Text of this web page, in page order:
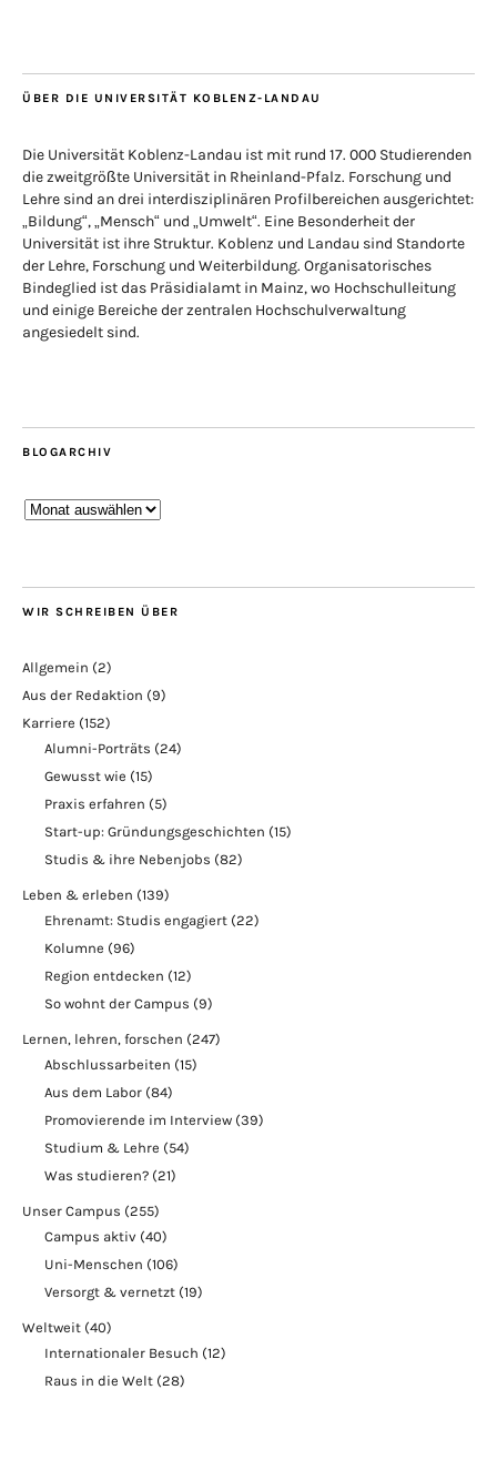
ÜBER DIE UNIVERSITÄT KOBLENZ-LANDAU
Die Universität Koblenz-Landau ist mit rund 17. 000 Studierenden
die zweitgrößte Universität in Rheinland-Pfalz. Forschung und
Lehre sind an drei interdisziplinären Profilbereichen ausgerichtet:
„Bildung“, „Mensch“ und „Umwelt“. Eine Besonderheit der
Universität ist ihre Struktur. Koblenz und Landau sind Standorte
der Lehre, Forschung und Weiterbildung. Organisatorisches
Bindeglied ist das Präsidialamt in Mainz, wo Hochschulleitung
und einige Bereiche der zentralen Hochschulverwaltung
angesiedelt sind.
BLOGARCHIV
Blogarchiv
WIR SCHREIBEN ÜBER
Allgemein (2)
Aus der Redaktion (9)
Karriere (152)
Alumni-Porträts (24)
Gewusst wie (15)
Praxis erfahren (5)
Start-up: Gründungsgeschichten (15)
Studis & ihre Nebenjobs (82)
Leben & erleben (139)
Ehrenamt: Studis engagiert (22)
Kolumne (96)
Region entdecken (12)
So wohnt der Campus (9)
Lernen, lehren, forschen (247)
Abschlussarbeiten (15)
Aus dem Labor (84)
Promovierende im Interview (39)
Studium & Lehre (54)
Was studieren? (21)
Unser Campus (255)
Campus aktiv (40)
Uni-Menschen (106)
Versorgt & vernetzt (19)
Weltweit (40)
Internationaler Besuch (12)
Raus in die Welt (28)